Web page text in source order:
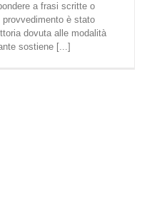
a frasi scritte o
è stato
dovuta alle modalità
sostiene [...]